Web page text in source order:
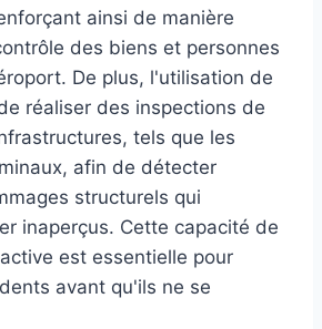
ainsi de manière
des biens et personnes
De plus, l'utilisation de
réaliser des inspections de
tels que les
afin de détecter
structurels qui
inaperçus. Cette capacité de
est essentielle pour
avant qu'ils ne se